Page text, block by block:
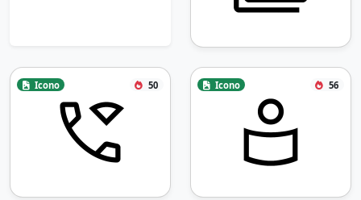
Icono 50 Icono 56